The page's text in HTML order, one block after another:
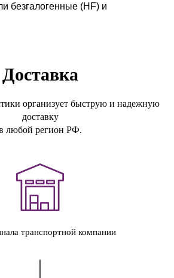
безгалогенные (HF) и
Доставка
организует быструю и надежную
доставку
любой регион РФ.
транспортной компании